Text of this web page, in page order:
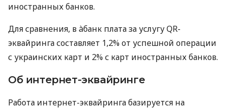
иностранных банков.
Для сравнения, в àбанк плата за услугу QR-
эквайринга составляет 1,2% от успешной операции
с украинских карт и 2% с карт иностранных банков.
Об интернет-эквайринге
Работа интернет-эквайринга базируется на